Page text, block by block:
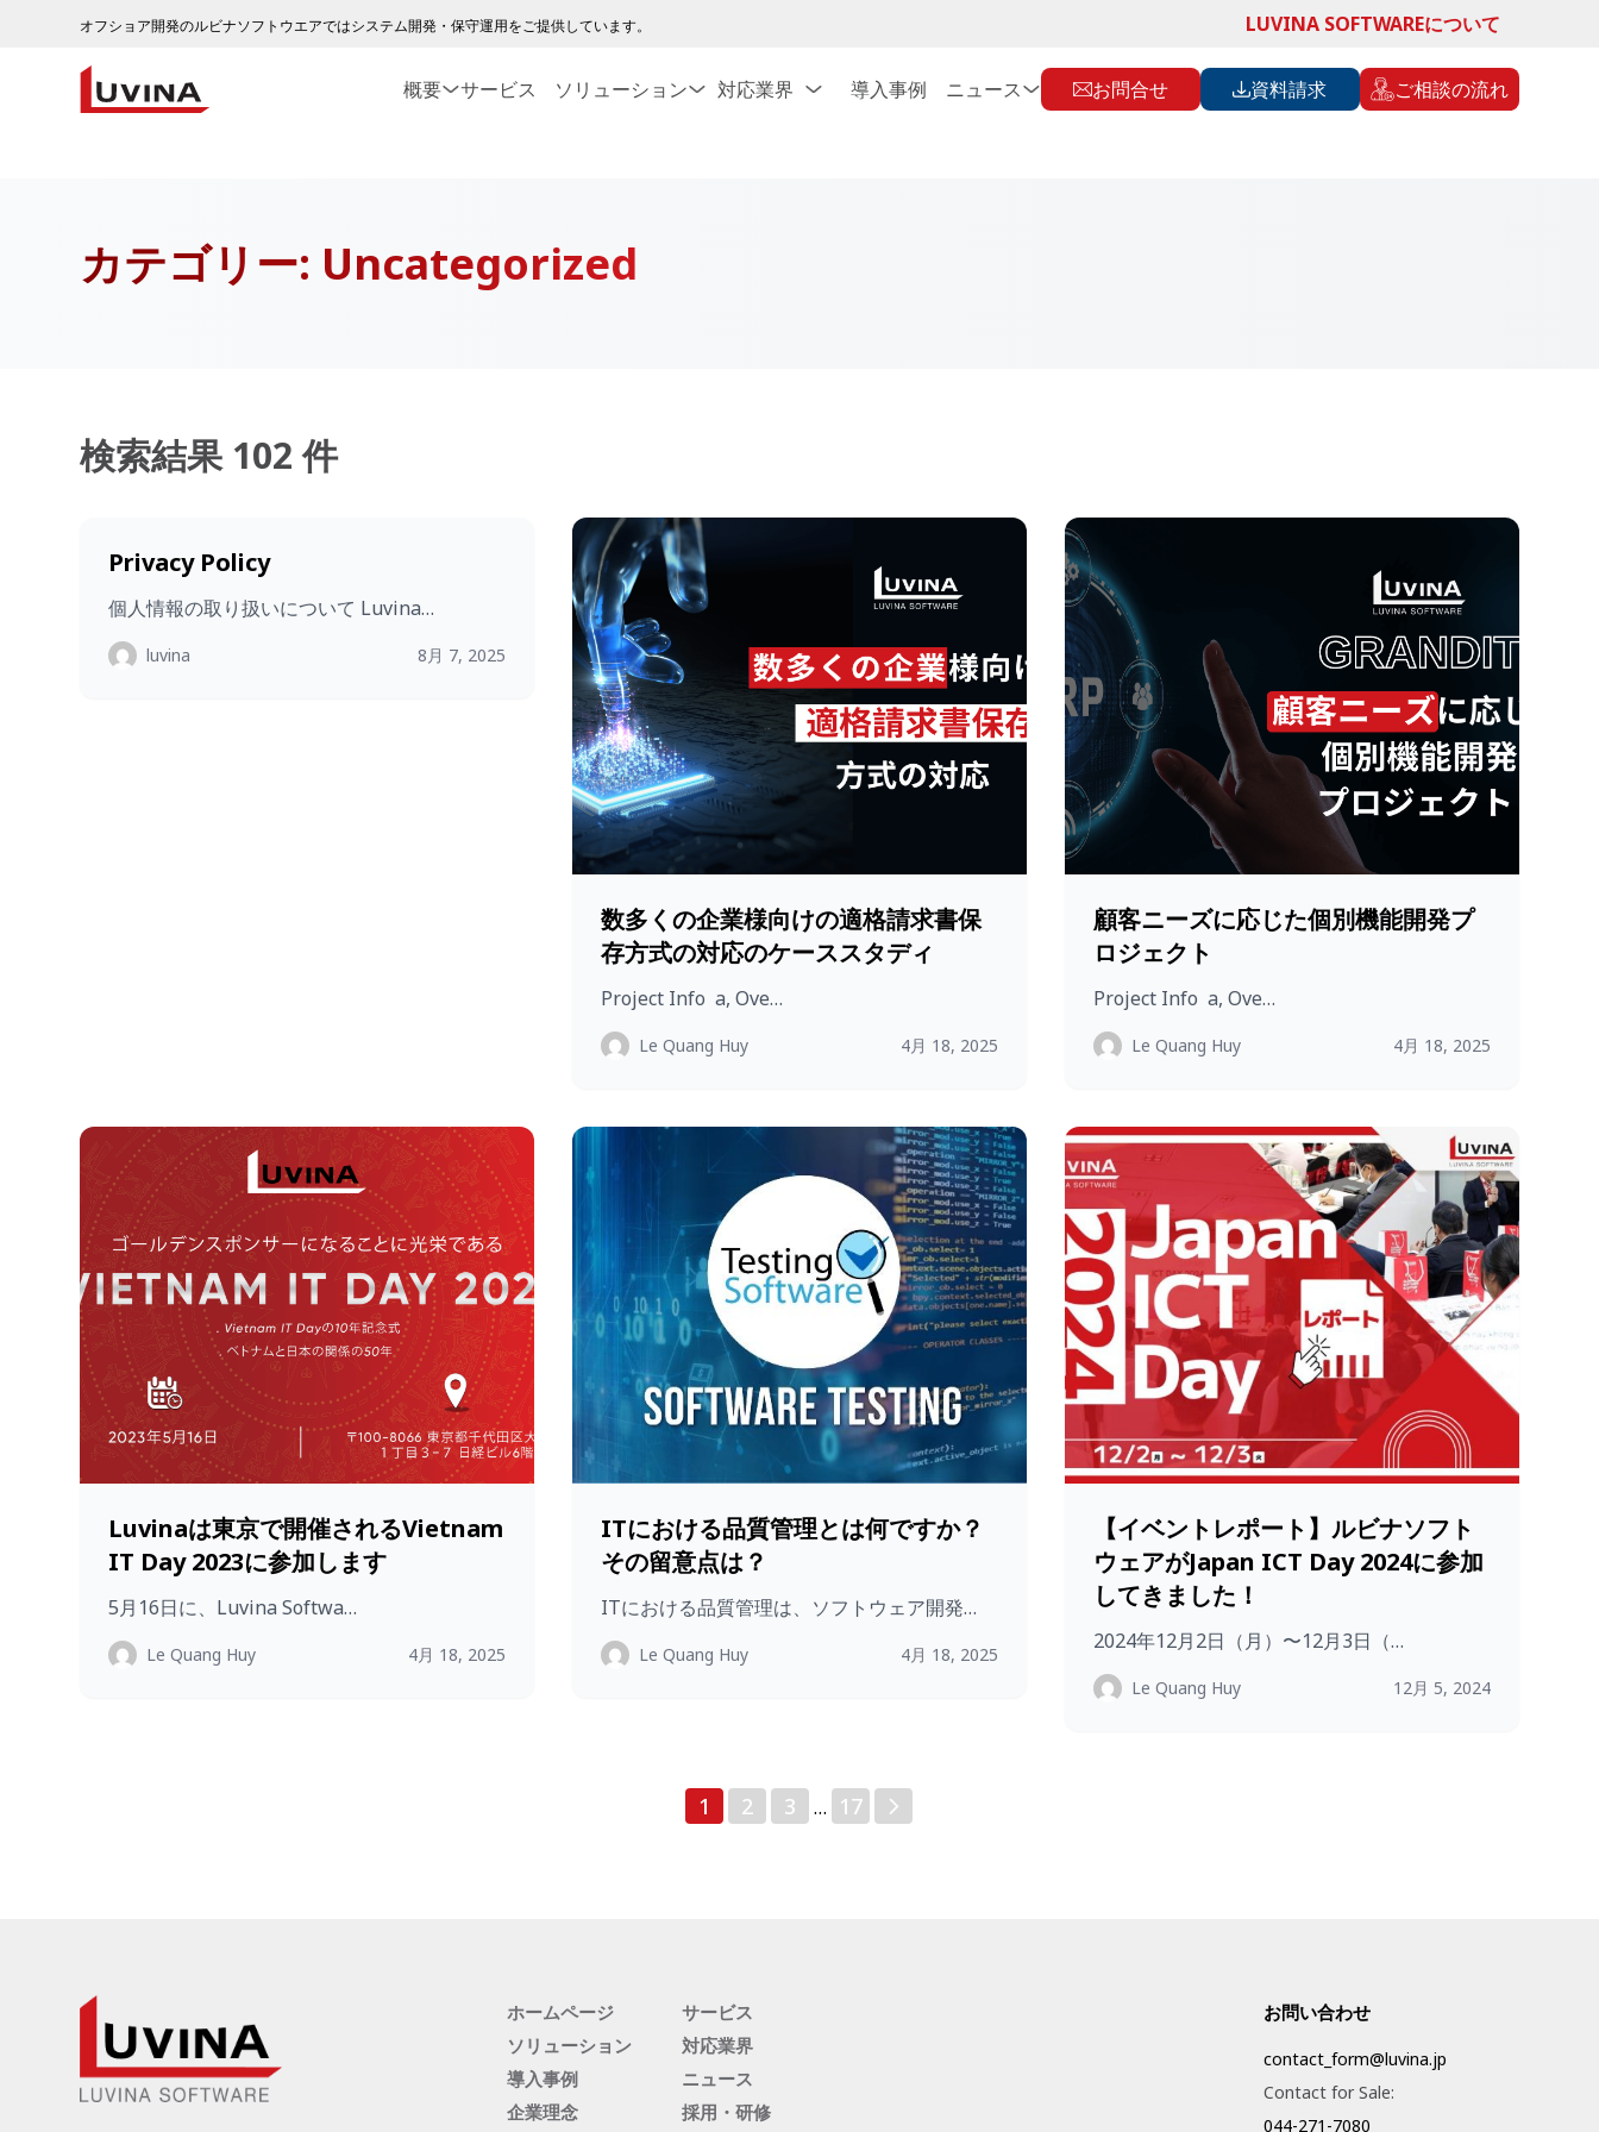
オフショア開発のルビナソフトウエアではシステム開発・保守運用をご提供しています。 LUVINA SOFTWAREについて
概要 サービス ソリューション 対応業界 導入事例 ニュース お問合せ 資料請求 ご相談の流れ
カテゴリー: Uncategorized
検索結果 102 件
Privacy Policy
個人情報の取り扱いについて Luvina…
luvina 8月 7, 2025
数多くの企業様向けの適格請求書保
存方式の対応のケーススタディ
Project Info a, Ove…
Le Quang Huy 4月 18, 2025
顧客ニーズに応じた個別機能開発プ
ロジェクト
Project Info a, Ove…
Le Quang Huy 4月 18, 2025
Luvinaは東京で開催されるVietnam
IT Day 2023に参加します
5月16日に、Luvina Softwa…
Le Quang Huy 4月 18, 2025
ITにおける品質管理とは何ですか？
その留意点は？
ITにおける品質管理は、ソフトウェア開発…
Le Quang Huy 4月 18, 2025
【イベントレポート】ルビナソフト
ウェアがJapan ICT Day 2024に参加
してきました！
2024年12月2日（月）〜12月3日（…
Le Quang Huy 12月 5, 2024
投
稿
り
1 2 3 … 17
ホームページ
サービス
ソリューション
対応業界
導入事例
ニュース
企業理念
採用・研修
お問い合わせ
contact_form@luvina.jp
Contact for Sale:
044-271-7080